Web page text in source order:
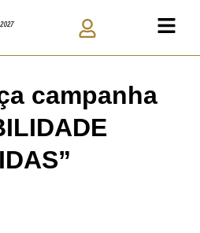
campanha